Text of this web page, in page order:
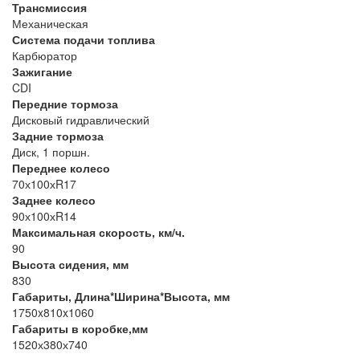
Трансмиссия
Механическая
Система подачи топлива
Карбюратор
Зажигание
CDI
Передние тормоза
Дисковый гидравлический
Задние тормоза
Диск, 1 поршн.
Переднее колесо
70х100хR17
Заднее колесо
90х100хR14
Максимальная скорость, км/ч.
90
Высота сидения, мм
830
Габариты, Длина*Ширина*Высота, мм
1750x810x1060
Габариты в коробке,мм
1520х380х740